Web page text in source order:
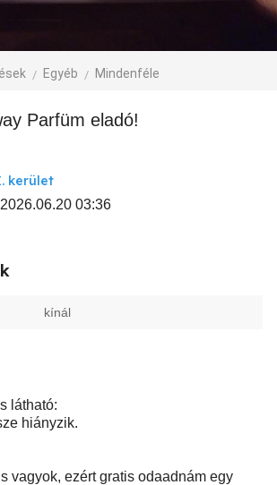
Egyéb Mindenféle
Parfüm eladó!
kerület
03:36
kínál
látható:
hiányzik.
vagyok, ezért gratis odaadnám egy